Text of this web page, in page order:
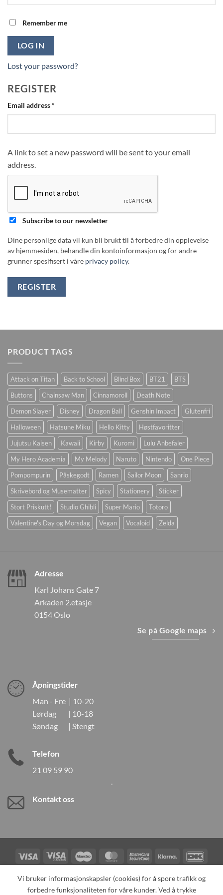
Remember me
LOG IN
Lost your password?
REGISTER
Email address*
A link to set a new password will be sent to your email
address.
Subscribe to our newsletter
Dine personlige data vil kun bli brukt til å forbedre din opplevelse
av hjemmesiden, behandle din kontoinformasjon og for andre
grunner spesifisert i våre privacy policy.
REGISTER
PRODUCT TAGS
Attack on Titan Back to School Blind Box BT21
BTS
Buttons
Chainsaw Man Cinnamoroll
Death Note
Demon Slayer
Disney Dragon Ball Genshin Impact
Glutenfri
Halloween
Hatsune Miku Hello Kitty
Høstfavoritter
Jujutsu Kaisen
Kawaii Kirby Kuromi
Lulu Anbefaler
My Hero Academia
My Melody Naruto Nintendo
One Piece
Pompompurin
Påskegodt Ramen Sailor Moon
Sanrio
Skrivebord og Musematter
Spicy Stationery
Sticker
Stort Priskutt!
Studio Ghibli Super Mario
Totoro
Valentine's Day og Morsdag
Vegan Vocaloid Zelda
Adresse
Karl Johans Gate 7
Arkaden 2.etasje
0154 Oslo
Se på Google maps
Åpningstider
Man - Fre | 10-20
Lørdag | 10-18
Søndag | Stengt
Telefon
21 09 59 90
Kontakt oss
Visa
Visa
Electron
Maestro MasterCardMasterCard
2
Klarna
Card
TILBAKEKALLINGER KONTAKT OSS OM OSS
Vi bruker informasjonskapsler (cookies) for å spore trafikk og
forbedre funksjonaliteten for våre kunder. Ved å trykke